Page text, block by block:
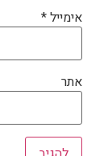
אימייל*
אתר